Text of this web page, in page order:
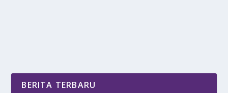
BERITA TERBARU